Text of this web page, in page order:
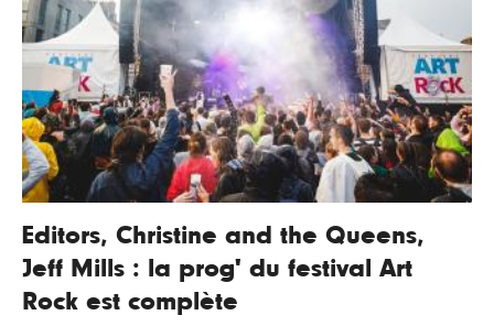
Editors, Christine and the Queens,
Jeff Mills : la prog' du festival Art
Rock est complète